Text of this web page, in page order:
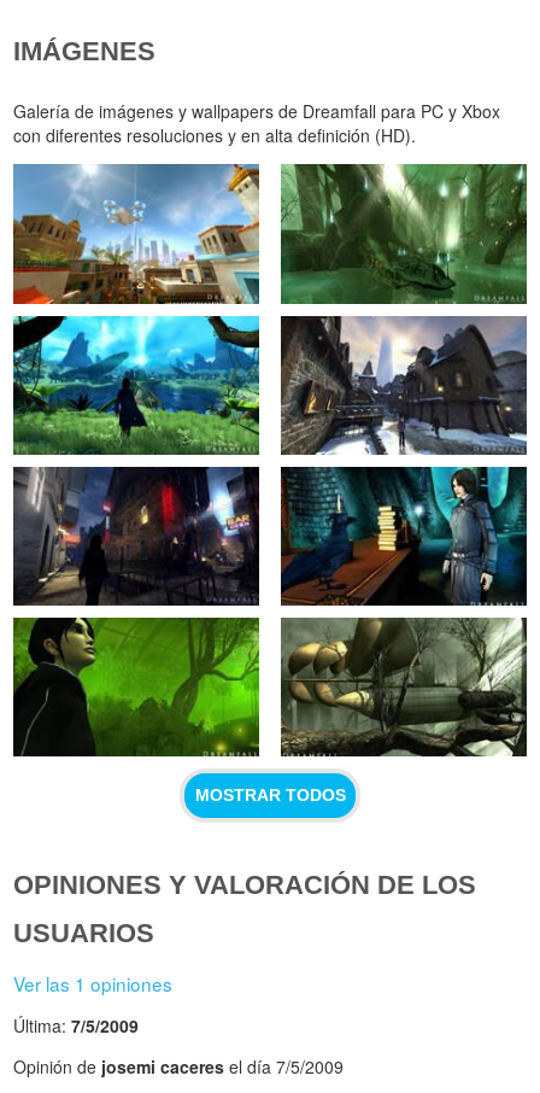
IMÁGENES
Galería de imágenes y wallpapers de Dreamfall para PC y Xbox
con diferentes resoluciones y en alta definición (HD).
MOSTRAR TODOS
OPINIONES Y VALORACIÓN DE LOS
USUARIOS
Ver las 1 opiniones
Última:7/5/2009
Opinión de josemi caceres el día 7/5/2009